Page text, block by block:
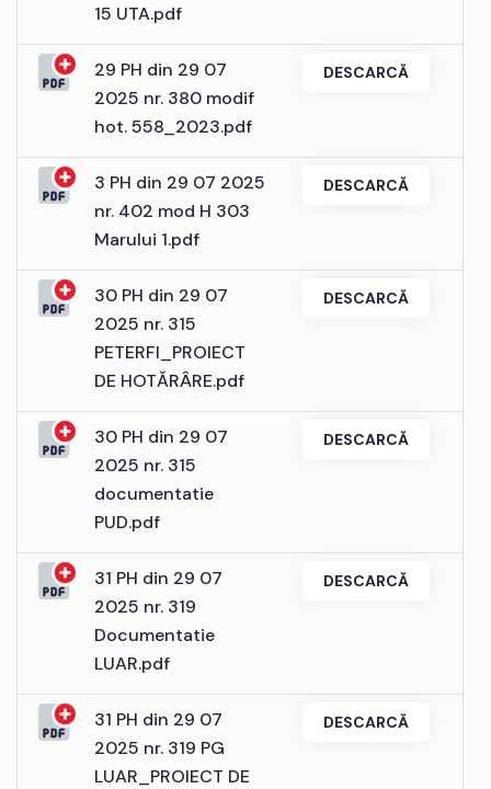
15 UTA.pdf
29 PH din 29 07
2025 nr. 380 modif
hot. 558_2023.pdf
DESCARCĂ
3 PH din 29 07 2025
nr. 402 mod H 303
Marului 1.pdf
DESCARCĂ
30 PH din 29 07
2025 nr. 315
PETERFI_PROIECT
DE HOTĂRÂRE.pdf
DESCARCĂ
30 PH din 29 07
2025 nr. 315
documentatie
PUD.pdf
DESCARCĂ
31 PH din 29 07
2025 nr. 319
Documentatie
LUAR.pdf
DESCARCĂ
31 PH din 29 07
2025 nr. 319 PG
LUAR_PROIECT DE
DESCARCĂ